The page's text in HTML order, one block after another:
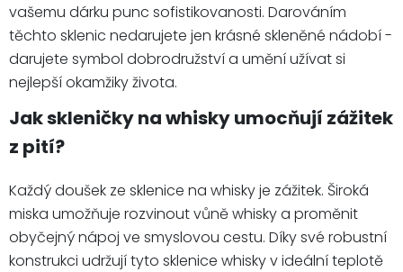
vašemu dárku punc sofistikovanosti. Darováním
těchto sklenic nedarujete jen krásné skleněné nádobí -
darujete symbol dobrodružství a umění užívat si
nejlepší okamžiky života.
Jak skleničky na whisky umocňují zážitek
z pití?
Každý doušek ze sklenice na whisky je zážitek. Široká
miska umožňuje rozvinout vůně whisky a proměnit
obyčejný nápoj ve smyslovou cestu. Díky své robustní
konstrukci udržují tyto sklenice whisky v ideální teplotě